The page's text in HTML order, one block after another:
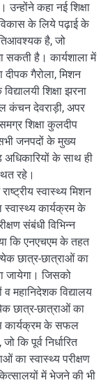
कहा नई शिक्षा
के लिये पढ़ाई के
है, जो
है। कार्यशाला में
दीपक गैरोला, मिशन
शिक्षा झरना
कंचन देवराड़ी, अपर
शिक्षा कुलदीप
सभी जनपदों के मुख्य
अधिकारियों के साथ ही
रहे।
स्वास्थ्य मिशन
स्वास्थ्य कार्यक्रम के
संबंधी विभिन्न
कि एनएचएम के तहत
छात्र-छात्राओं का
जायेगा। जिसको
व महानिदेशक विद्यालय
छात्र-छात्राओं का
कार्यक्रम के सफल
कि पूर्व निर्धारित
का स्वास्थ्य परीक्षण
में भेजने की भी